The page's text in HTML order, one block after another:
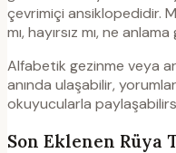
çevrimiçi ansiklopedidir.
mı, hayırsız mı, ne
Alfabetik gezinme veya
anında ulaşabilir,
okuyucularla
Son Eklenen Rüya